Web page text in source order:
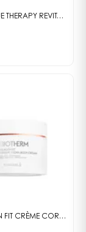
de
ANTI-ÂGE
CRÈME BLUE THERAPY REVITALIZE DAY
CRÈME CORPS HYDRATANTE ET RAFFERMISSANTE